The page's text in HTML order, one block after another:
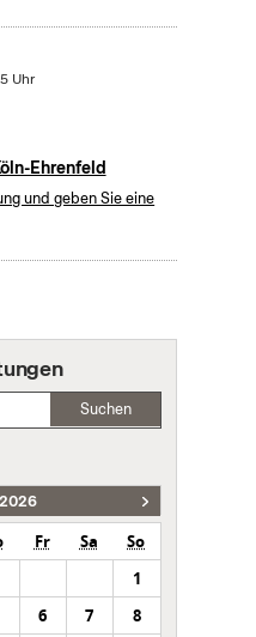
Uhr
Ehrenfeld
und geben Sie eine
Suchen
Fr Sa
So
1
6 7
8